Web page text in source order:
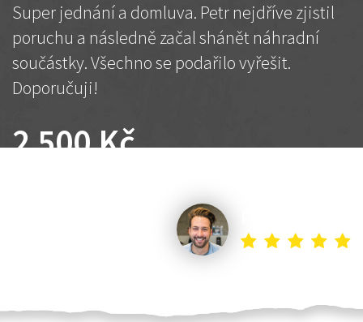
Super jednání a domluva. Petr nejdříve zjistil
poruchu a následně začal shánět náhradní
součástky. Všechno se podařilo vyřešit.
Doporučuji!
2 500 Kč